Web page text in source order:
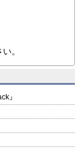
。
』